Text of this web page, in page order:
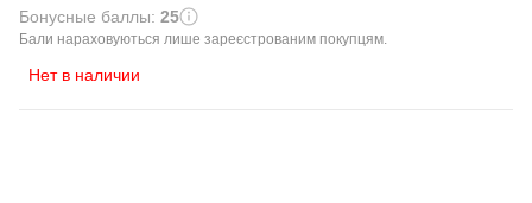
Бонусные баллы: 25
Бали нараховуються лише зареєстрованим покупцям.
Нет в наличии